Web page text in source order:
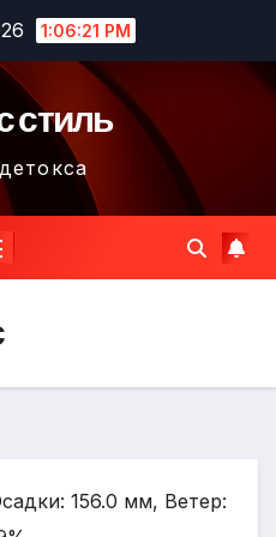
1:06:23 PM
стиль
156.0 мм, Ветер: